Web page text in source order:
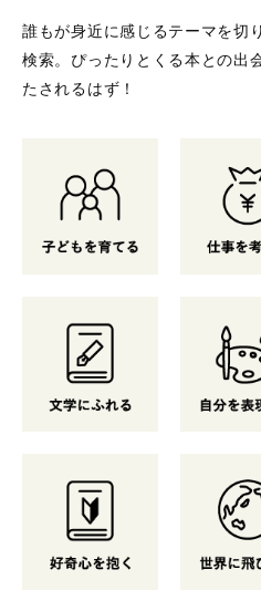
誰もが身近に感じるテーマを切
検索。 ぴったりとくる本との出
たされるはず！